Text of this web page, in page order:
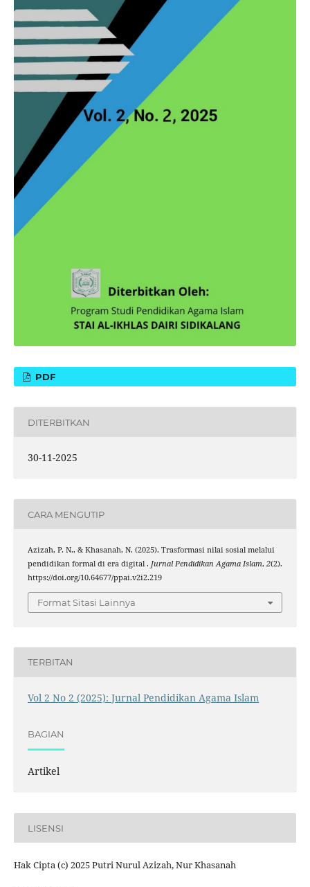
PDF
DITERBITKAN
30-11-2025
CARA MENGUTIP
Azizah, P. N., & Khasanah, N. (2025). Trasformasi nilai sosial melalui
pendidikan formal di era digital . Jurnal Pendidikan Agama Islam, 2(2).
https://doi.org/10.64677/ppai.v2i2.219
Format Sitasi Lainnya
TERBITAN
Vol 2 No 2 (2025): Jurnal Pendidikan Agama Islam
BAGIAN
Artikel
LISENSI
Hak Cipta (c) 2025 Putri Nurul Azizah, Nur Khasanah